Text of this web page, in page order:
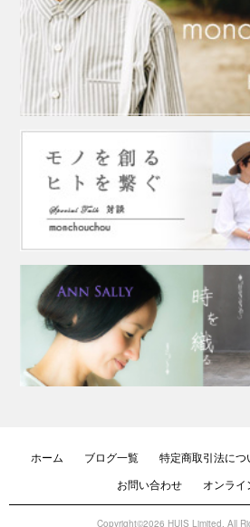
ホーム ブログ一覧 特定商取引法につ
お問い合わせ
オンライ
Copyright©2026 HUIS Limited. All